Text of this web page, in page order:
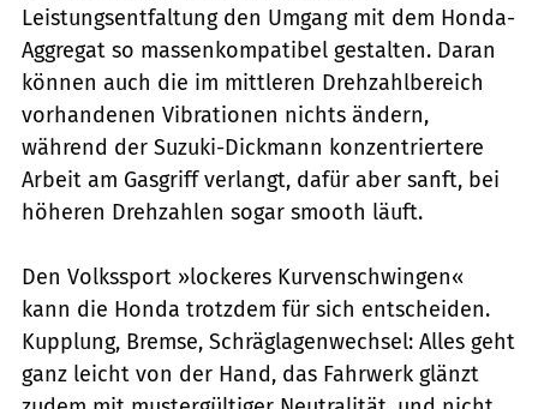
Leistungsentfaltung den Umgang mit dem Honda-
Aggregat so massenkompatibel gestalten. Daran
können auch die im mittleren Drehzahlbereich
vorhandenen Vibrationen nichts ändern,
während der Suzuki-Dickmann konzentriertere
Arbeit am Gasgriff verlangt, dafür aber sanft, bei
höheren Drehzahlen sogar smooth läuft.
Den Volkssport »lockeres Kurvenschwingen«
kann die Honda trotzdem für sich entscheiden.
Kupplung, Bremse, Schräglagenwechsel: Alles geht
ganz leicht von der Hand, das Fahrwerk glänzt